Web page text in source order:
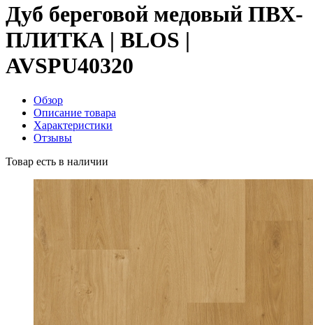
Дуб береговой медовый ПВХ-
ПЛИТКА | BLOS |
AVSPU40320
Обзор
Описание товара
Характеристики
Отзывы
Товар есть в наличии